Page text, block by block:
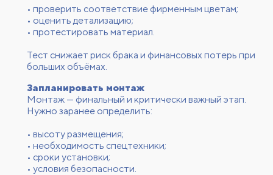
• проверить соответствие фирменным цветам;
• оценить детализацию;
• протестировать материал.
Тест снижает риск брака и финансовых потерь при
больших объёмах.
Запланировать монтаж
Монтаж — финальный и критически важный этап.
Нужно заранее определить:
• высоту размещения;
• необходимость спецтехники;
• сроки установки;
• условия безопасности.